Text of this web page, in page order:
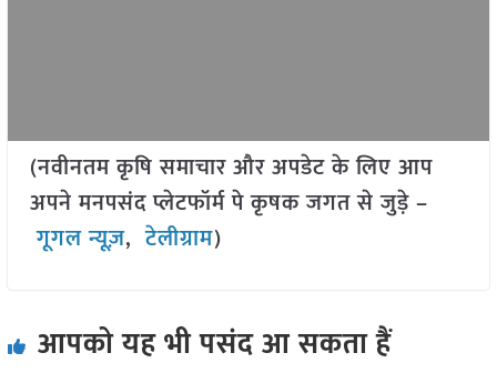
(नवीनतम कृषि समाचार और अपडेट के लिए आप
अपने मनपसंद प्लेटफॉर्म पे कृषक जगत से जुड़े –
गूगल न्यूज़,टेलीग्राम)
आपको यह भी पसंद आ सकता हैं